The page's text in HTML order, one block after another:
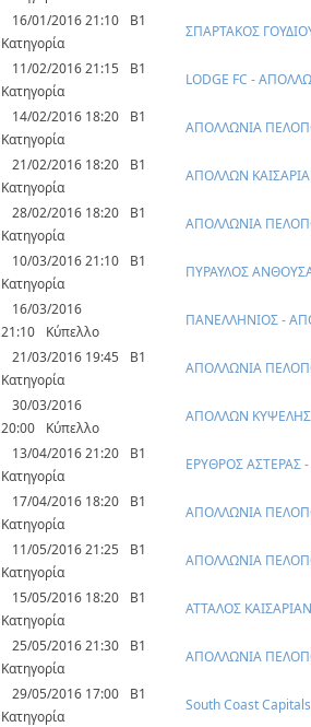
16/01/2016 21:10
Β1
Κατηγορία
ΣΠΑΡΤΑΚΟΣ
11/02/2016 21:15
Β1
Κατηγορία
LODGE FC -
14/02/2016 18:20
Β1
Κατηγορία
ΑΠΟΛΛΩΝΙΑ
21/02/2016 18:20
Β1
Κατηγορία
ΑΠΟΛΛΩΝ
28/02/2016 18:20
Β1
Κατηγορία
ΑΠΟΛΛΩΝΙΑ
10/03/2016 21:10
Β1
Κατηγορία
ΠΥΡΑΥΛΟΣ
16/03/2016
21:10
Κύπελλο
ΠΑΝΕΛΛΗΝΙΟΣ -
21/03/2016 19:45
Β1
Κατηγορία
ΑΠΟΛΛΩΝΙΑ
30/03/2016
20:00
Κύπελλο
ΑΠΟΛΛΩΝ
13/04/2016 21:20
Β1
Κατηγορία
ΕΡΥΘΡΟΣ
17/04/2016 18:20
Β1
Κατηγορία
ΑΠΟΛΛΩΝΙΑ
11/05/2016 21:25
Β1
Κατηγορία
ΑΠΟΛΛΩΝΙΑ
15/05/2016 18:20
Β1
Κατηγορία
ΑΤΤΑΛΟΣ
25/05/2016 21:30
Β1
Κατηγορία
ΑΠΟΛΛΩΝΙΑ
29/05/2016 17:00
Β1
Κατηγορία
South Coast